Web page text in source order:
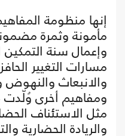
إنها منظومة
مأمونة وثمرة
وإعمال سنة
مسارات التغيير
والانبعاث والنهوض
ومفاهيم أخرى وُلّدت
مثل الاستئناف
والريادة الحضارية